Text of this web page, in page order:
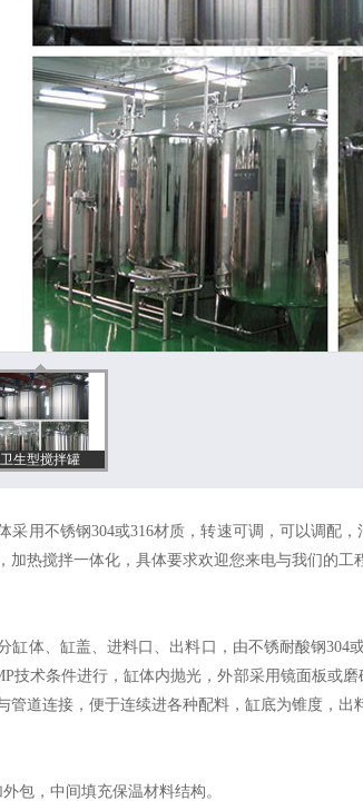
卫生型搅拌罐
用不锈钢304或316材质，转速可调，可以调配，
加热搅拌一体化，具体要求欢迎您来电与我们的工
体、缸盖、进料口、出料口，由不锈耐酸钢304
技术条件进行，缸体内抛光，外部采用镜面板或
管道连接，便于连续进各种配料，缸底为锥度，出
，中间填充保温材料结构。